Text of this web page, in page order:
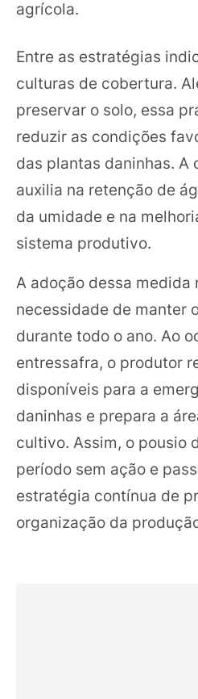
agrícola.
Entre as estratégias
culturas de cobertura.
preservar o solo, essa
reduzir as condições
das plantas daninhas. A
auxilia na retenção de
da umidade e na
sistema produtivo.
A adoção dessa medida
necessidade de manter
durante todo o ano. Ao
entressafra, o produtor
disponíveis para a
daninhas e prepara a
cultivo. Assim, o pousio
período sem ação e
estratégia contínua de
organização da